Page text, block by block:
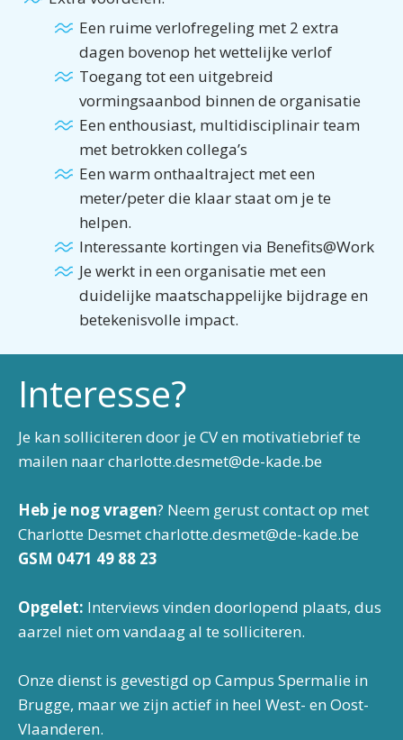
Een ruime verlofregeling met 2 extra
dagen bovenop het wettelijke verlof
Toegang tot een uitgebreid
vormingsaanbod binnen de organisatie
Een enthousiast, multidisciplinair team
met betrokken collega’s
Een warm onthaaltraject met een
meter/peter die klaar staat om je te
helpen.
Interessante kortingen via Benefits@Work
Je werkt in een organisatie met een
duidelijke maatschappelijke bijdrage en
betekenisvolle impact.
Interesse?
Je kan solliciteren door je CV en motivatiebrief te
mailen naarcharlotte.desmet@de-kade.be
Heb je nog vragen? Neem gerust contact op met
Charlotte Desmetcharlotte.desmet@de-kade.be
GSM 0471 49 88 23
Opgelet: Interviews vinden doorlopend plaats, dus
aarzel niet om vandaag al te solliciteren.
Onze dienst is gevestigd op Campus Spermalie in
Brugge, maar we zijn actief in heel West- en Oost-
Vlaanderen.